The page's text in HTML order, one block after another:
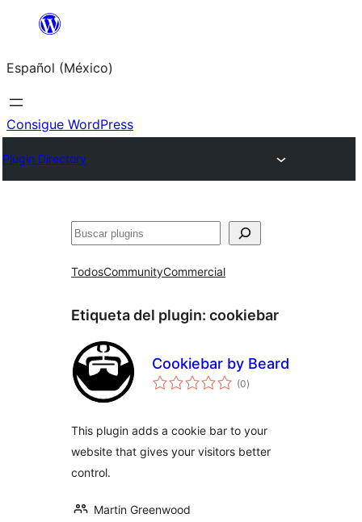
Saltar
contenido
Español (México)
Consigue WordPress
Plugin Directory
Buscar
TodosCommunityCommercial
Etiqueta del plugin: cookiebar
Cookiebar by Beard
(0total
de
)
This plugin adds a cookie bar to your
website that gives your visitors better
control.
Martin Greenwood